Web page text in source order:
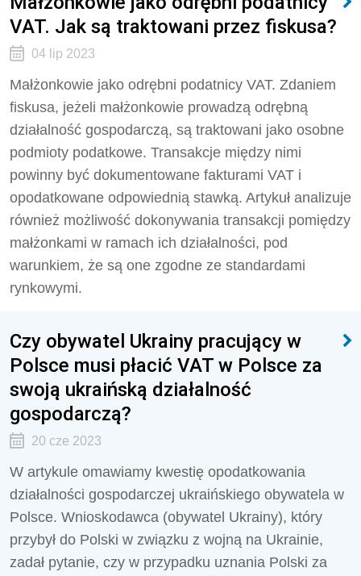
VAT. Jak są traktowani przez fiskusa?
04 lip 2023
Małżonkowie jako odrębni podatnicy VAT. Zdaniem
fiskusa, jeżeli małżonkowie prowadzą odrębną
działalność gospodarczą, są traktowani jako osobne
podmioty podatkowe. Transakcje między nimi
powinny być dokumentowane fakturami VAT i
opodatkowane odpowiednią stawką. Artykuł analizuje
również możliwość dokonywania transakcji pomiędzy
małżonkami w ramach ich działalności, pod
warunkiem, że są one zgodne ze standardami
rynkowymi.
Czy obywatel Ukrainy pracujący w
Polsce musi płacić VAT w Polsce za
swoją ukraińską działalność
gospodarczą?
20 cze 2023
W artykule omawiamy kwestię opodatkowania
działalności gospodarczej ukraińskiego obywatela w
Polsce. Wnioskodawca (obywatel Ukrainy), który
przybył do Polski w związku z wojną na Ukrainie,
zadał pytanie, czy w przypadku uznania Polski za